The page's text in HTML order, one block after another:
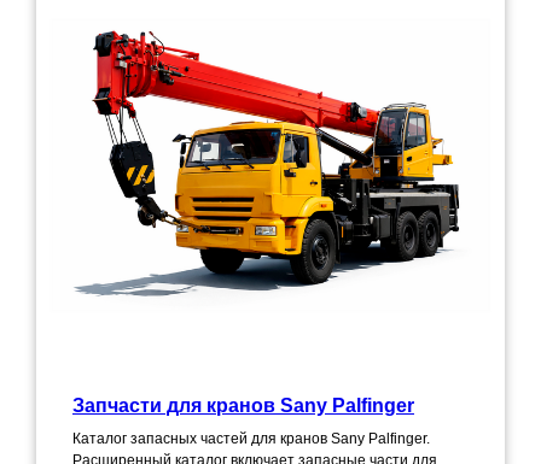
Запчасти для кранов Sany Palfinger
Каталог запасных частей для кранов Sany Palfinger.
Расширенный каталог включает запасные части для